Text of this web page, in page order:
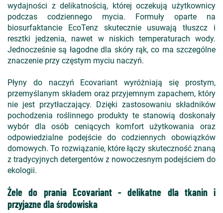
wydajności z delikatnością, której oczekują użytkownicy
podczas codziennego mycia. Formuły oparte na
biosurfaktancie EcoTenz skutecznie usuwają tłuszcz i
resztki jedzenia, nawet w niskich temperaturach wody.
Jednocześnie są łagodne dla skóry rąk, co ma szczególne
znaczenie przy częstym myciu naczyń.
Płyny do naczyń Ecovariant wyróżniają się prostym,
przemyślanym składem oraz przyjemnym zapachem, który
nie jest przytłaczający. Dzięki zastosowaniu składników
pochodzenia roślinnego produkty te stanowią doskonały
wybór dla osób ceniących komfort użytkowania oraz
odpowiedzialne podejście do codziennych obowiązków
domowych. To rozwiązanie, które łączy skuteczność znaną
z tradycyjnych detergentów z nowoczesnym podejściem do
ekologii.
Żele do prania Ecovariant - delikatne dla tkanin i
przyjazne dla środowiska